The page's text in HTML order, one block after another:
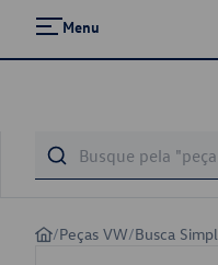
Menu
/Peças VW/Busca